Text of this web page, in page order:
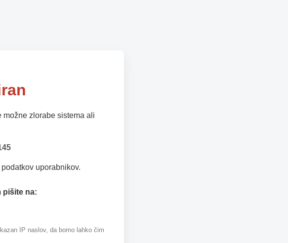
zlorabe sistema ali
uporabnikov.
pišite na:
IP naslov, da bomo lahko čim